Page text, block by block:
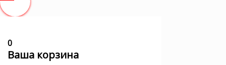
0
Ваша корзина